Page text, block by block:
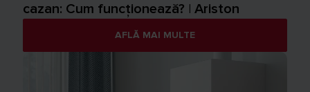
cazan: Cum funcționează? | Ariston
AFLĂ MAI MULTE